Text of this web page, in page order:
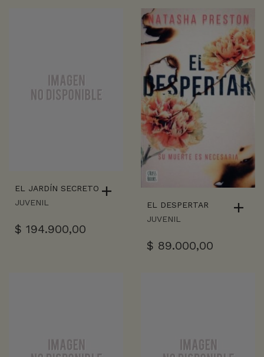
EL JARDÍN SECRETO
JUVENIL
$ 194.900,00
EL DESPERTAR
JUVENIL
$ 89.000,00